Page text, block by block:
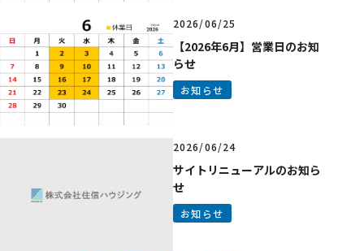
2026/06/25
【2026年6月】営業日のお知
らせ
お知らせ
2026/06/24
サイトリニューアルのお知ら
せ
お知らせ